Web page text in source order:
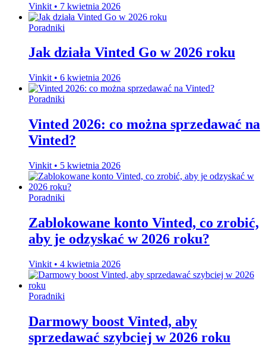
Vinkit • 7 kwietnia 2026
Poradniki
Jak działa Vinted Go w 2026 roku
Vinkit • 6 kwietnia 2026
Poradniki
Vinted 2026: co można sprzedawać na
Vinted?
Vinkit • 5 kwietnia 2026
Poradniki
Zablokowane konto Vinted, co zrobić,
aby je odzyskać w 2026 roku?
Vinkit • 4 kwietnia 2026
Poradniki
Darmowy boost Vinted, aby
sprzedawać szybciej w 2026 roku